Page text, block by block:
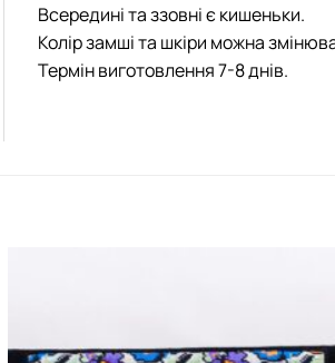
Всередині та ззовні є кишеньки.
Колір замші та шкіри можна
Термін виготовлення 7-8 днів.